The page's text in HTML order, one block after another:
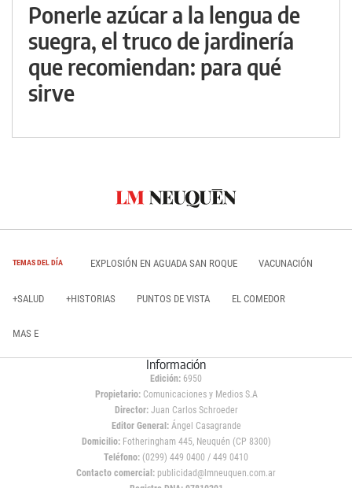
Ponerle azúcar a la lengua de
suegra, el truco de jardinería
que recomiendan: para qué
sirve
TEMAS DEL DÍA EXPLOSIÓN EN AGUADA SAN ROQUE VACUNACIÓN
+SALUD +HISTORIAS PUNTOS DE VISTA EL COMEDOR
MAS E
Información
Edición: 6950
Propietario:Comunicaciones y Medios S.A
Director: Juan Carlos Schroeder
Editor General:Ángel Casagrande
Domicilio:Fotheringham 445, Neuquén (CP 8300)
Teléfono: (0299) 449 0400 / 449 0410
Contacto comercial: publicidad@lmneuquen.com.ar